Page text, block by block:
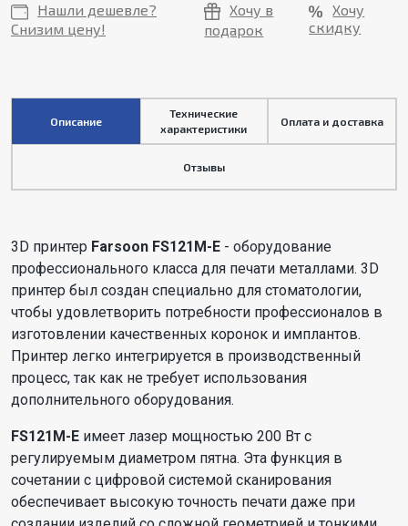
Нашли дешевле?
Снизим цену!
Хочу в
подарок
Хочу
скидку
Описание
Технические
характеристики
Оплата и доставка
Отзывы
3D принтер Farsoon FS121M-E - оборудование
профессионального класса для печати металлами. 3D
принтер был создан специально для стоматологии,
чтобы удовлетворить потребности профессионалов в
изготовлении качественных коронок и имплантов.
Принтер легко интегрируется в производственный
процесс, так как не требует использования
дополнительного оборудования.
FS121M-E имеет лазер мощностью 200 Вт с
регулируемым диаметром пятна. Эта функция в
сочетании с цифровой системой сканирования
обеспечивает высокую точность печати даже при